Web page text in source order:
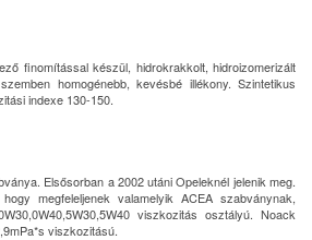
finomítással készül, hidrokrakkolt, hidroizomerizált
homogénebb, kevésbé illékony. Szintetikus
indexe 130-150.
Elsősorban a 2002 utáni Opeleknél jelenik meg.
megfeleljenek valamelyik ACEA szabványnak,
viszkozitás osztályú. Noack
viszkozitású.